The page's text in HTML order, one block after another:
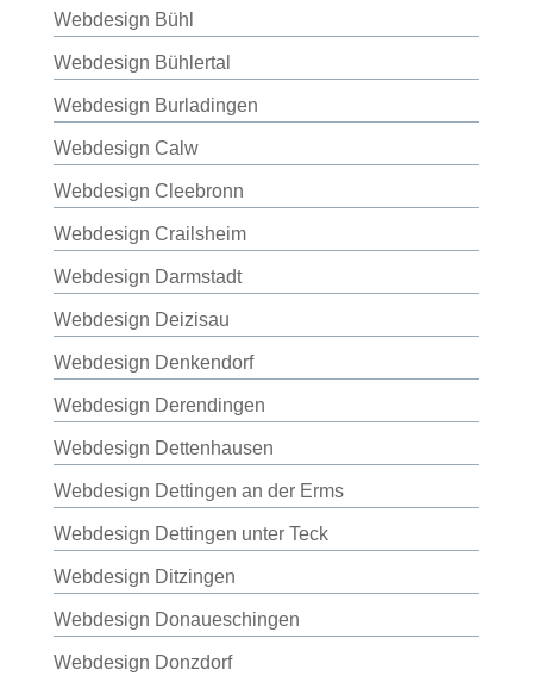
Webdesign Bühl
Webdesign Bühlertal
Webdesign Burladingen
Webdesign Calw
Webdesign Cleebronn
Webdesign Crailsheim
Webdesign Darmstadt
Webdesign Deizisau
Webdesign Denkendorf
Webdesign Derendingen
Webdesign Dettenhausen
Webdesign Dettingen an der Erms
Webdesign Dettingen unter Teck
Webdesign Ditzingen
Webdesign Donaueschingen
Webdesign Donzdorf